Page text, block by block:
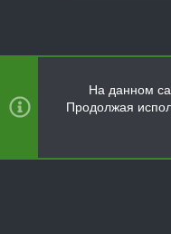
На данном
Продолжая